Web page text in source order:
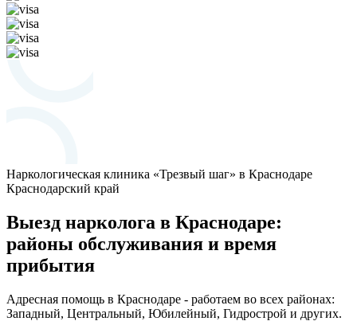
Наркологическая клиника «Трезвый шаг» в Краснодаре
Краснодарский край
Выезд нарколога в Краснодаре:
районы обслуживания и время
прибытия
Адресная помощь в Краснодаре - работаем во всех районах:
Западный, Центральный, Юбилейный, Гидрострой и других.